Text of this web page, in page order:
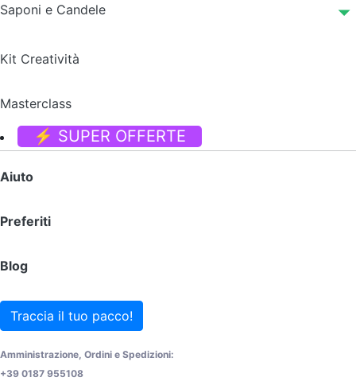
Saponi e Candele
Kit Creatività
Masterclass
⚡ SUPER OFFERTE
Aiuto
Preferiti
Blog
Traccia il tuo pacco!
Amministrazione, Ordini e Spedizioni:
+39 0187 955108